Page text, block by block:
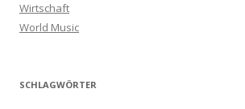
Wirtschaft
World Music
SCHLAGWÖRTER